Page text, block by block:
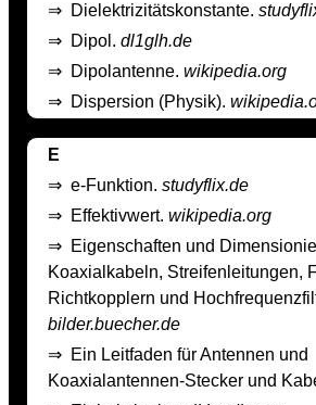
⇒ Dielektrizitätskonstante.
⇒ Dipol. dl1glh.de
⇒ Dipolantenne. wikipedia.org
⇒ Dispersion (Physik).
E
⇒ e-Funktion. studyflix.de
⇒ Effektivwert. wikipedia.org
⇒ Eigenschaften und
Koaxialkabeln, Streifenleitungen,
Richtkopplern und
bilder.buecher.de
⇒ Ein Leitfaden für Antennen und
Koaxialantennen-Stecker und